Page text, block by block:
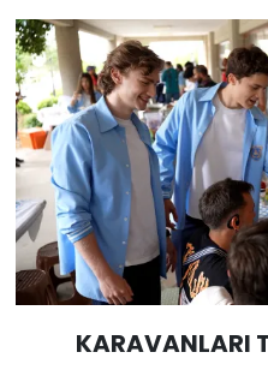
KARAVANLARI